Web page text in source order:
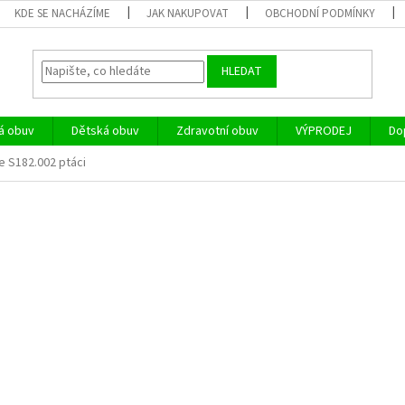
KDE SE NACHÁZÍME JAK NAKUPOVAT OBCHODNÍ PODMÍNKY
HLEDAT
obuv Dětská obuv Zdravotní obuv VÝPRODEJ
S182.002 ptáci